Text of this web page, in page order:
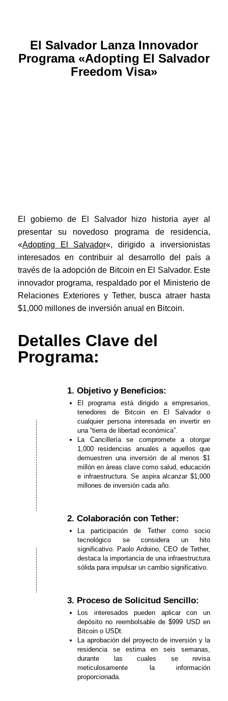
El Salvador Lanza Innovador
Programa «Adopting El Salvador
Freedom Visa»
El gobierno de El Salvador hizo historia ayer al
presentar su novedoso programa de residencia,
«Adopting El Salvador«, dirigido a inversionistas
interesados en contribuir al desarrollo del país a
través de la adopción de Bitcoin en El Salvador. Este
innovador programa, respaldado por el Ministerio de
Relaciones Exteriores y Tether, busca atraer hasta
$1,000 millones de inversión anual en Bitcoin.
Detalles Clave del
Programa:
1. Objetivo y Beneficios:
El programa está dirigido a empresarios,
tenedores de Bitcoin en El Salvador o
cualquier persona interesada en invertir en
una “tierra de libertad económica”.
La Cancillería se compromete a otorgar
1,000 residencias anuales a aquellos que
demuestren una inversión de al menos $1
millón en áreas clave como salud, educación
e infraestructura. Se aspira alcanzar $1,000
millones de inversión cada año.
2. Colaboración con Tether:
La participación de Tether como socio
tecnológico se considera un hito
significativo. Paolo Ardoino, CEO de Tether,
destaca la importancia de una infraestructura
sólida para impulsar un cambio significativo.
3. Proceso de Solicitud Sencillo:
Los interesados pueden aplicar con un
depósito no reembolsable de $999 USD en
Bitcoin o USDt.
La aprobación del proyecto de inversión y la
residencia se estima en seis semanas,
durante las cuales se revisa
meticulosamente la información
proporcionada.